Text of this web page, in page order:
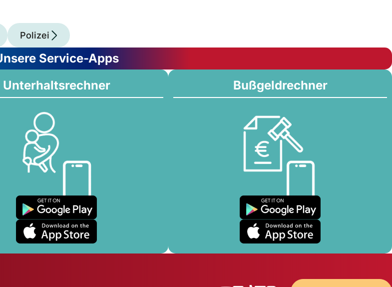
Polizei
Service-Apps
Unterhaltsrechner Bußgeldrechner